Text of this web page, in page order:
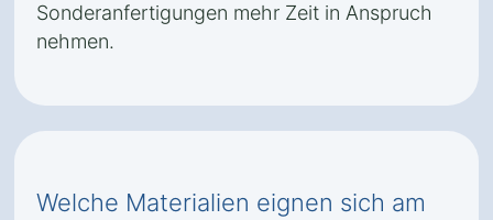
Sonderanfertigungen mehr Zeit in Anspruch
nehmen.
Welche Materialien eignen sich am